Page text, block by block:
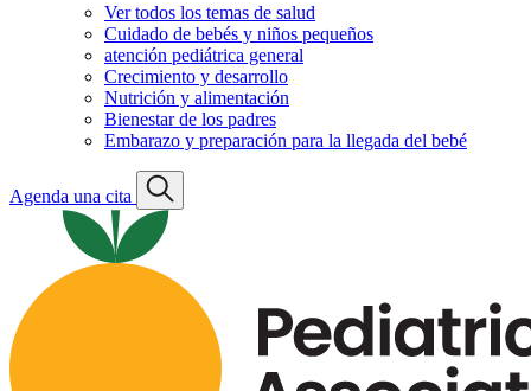
Ver todos los temas de salud
Cuidado de bebés y niños pequeños
atención pediátrica general
Crecimiento y desarrollo
Nutrición y alimentación
Bienestar de los padres
Embarazo y preparación para la llegada del bebé
Agenda una cita